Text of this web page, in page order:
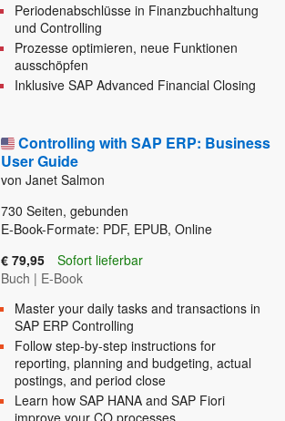
Periodenabschlüsse in Finanzbuchhaltung
und Controlling
Prozesse optimieren, neue Funktionen
ausschöpfen
Inklusive SAP Advanced Financial Closing
Controlling with SAP ERP: Business
User Guide
von Janet Salmon
730 Seiten, gebunden
E-Book-Formate: PDF, EPUB, Online
€ 79,95
Sofort lieferbar
Buch | E-Book
Master your daily tasks and transactions in
SAP ERP Controlling
Follow step-by-step instructions for
reporting, planning and budgeting, actual
postings, and period close
Learn how SAP HANA and SAP Fiori